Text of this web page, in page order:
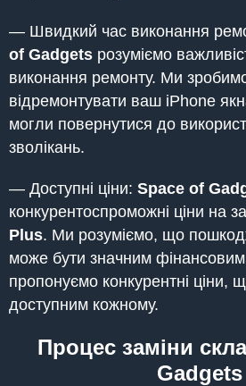
— Швидкий час виконання
of Gadgets розуміємо
виконання ремонту. Ми
відремонтувати ваш iPhone
могли повернутися до
зволікань.
— Доступні ціни: Space of
конкурентоспроможні ціни на
Plus. Ми розуміємо, що
може бути значним
пропонуємо конкурентні ціни,
доступним кожному.
Процес заміни
Gadgets